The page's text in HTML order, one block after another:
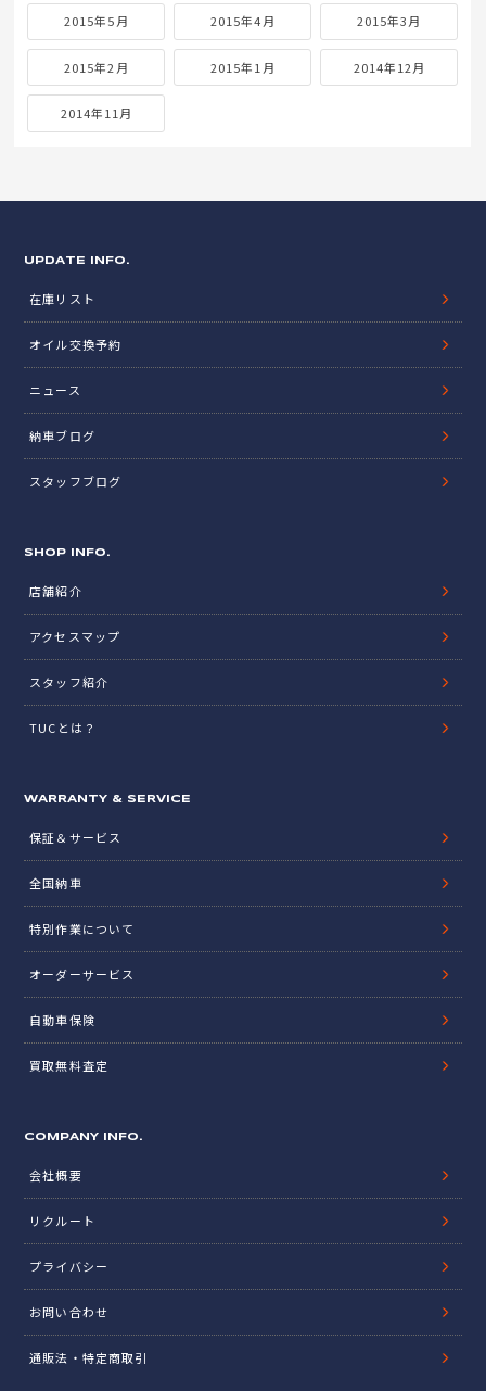
2015年5月 2015年4月 2015年3月
2015年2月 2015年1月 2014年12月
2014年11月
UPDATE INFO.
在庫リスト
オイル交換予約
ニュース
納車ブログ
スタッフブログ
SHOP INFO.
店舗紹介
アクセスマップ
スタッフ紹介
TUCとは？
WARRANTY & SERVICE
保証＆サービス
全国納車
特別作業について
オーダーサービス
自動車保険
買取無料査定
COMPANY INFO.
会社概要
リクルート
プライバシー
お問い合わせ
通販法・特定商取引